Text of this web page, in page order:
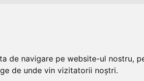
de navigare pe website-ul nostru,
de unde vin vizitatorii noștri.